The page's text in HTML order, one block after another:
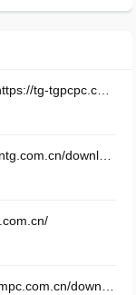
最近回了很多帖子，都没人理我！https://tg-tgpcpc.com.cn/
今天过得很不爽！https://telegramintg.com.cn/download.html
楼主发几张靓照啊！https://telegrompc.com.cn/download.html